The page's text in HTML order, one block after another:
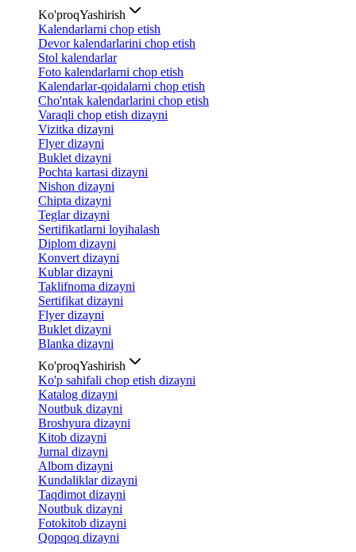
Ko'proqYashirish
Kalendarlarni chop etish
Devor kalendarlarini chop etish
Stol kalendarlar
Foto kalendarlarni chop etish
Kalendarlar-qoidalarni chop etish
Cho'ntak kalendarlarini chop etish
Varaqli chop etish dizayni
Vizitka dizayni
Flyer dizayni
Buklet dizayni
Pochta kartasi dizayni
Nishon dizayni
Chipta dizayni
Teglar dizayni
Sertifikatlarni loyihalash
Diplom dizayni
Konvert dizayni
Kublar dizayni
Taklifnoma dizayni
Sertifikat dizayni
Flyer dizayni
Buklet dizayni
Blanka dizayni
Ko'proqYashirish
Ko'p sahifali chop etish dizayni
Katalog dizayni
Noutbuk dizayni
Broshyura dizayni
Kitob dizayni
Jurnal dizayni
Albom dizayni
Kundaliklar dizayni
Taqdimot dizayni
Noutbuk dizayni
Fotokitob dizayni
Qopqoq dizayni